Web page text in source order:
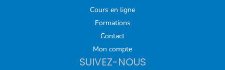
Cours en ligne
Formations
Contact
Mon compte
SUIVEZ-NOUS